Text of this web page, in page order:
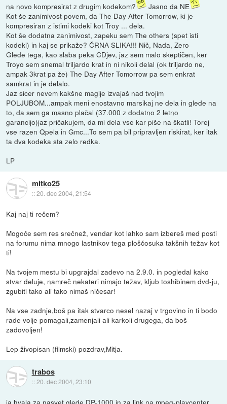
na novo kompresirat z drugim kodekom?
Jasno da NE
Kot še zanimivost povem, da The Day After Tomorrow, ki je
kompresiran z istimi kodeki kot Troy ... dela.
Kot še dodatna zanimivost, zapeku sem The others (spet isti
kodeki) in kaj se prikaže? ČRNA SLIKA!!! Nič, Nada, Zero
Glede tega, kao slaba peka CDjev, jaz sem malo skeptičen, ker
Troyo sem snemal triljardo krat in ni nikoli delal (ok triljardo ne,
ampak 3krat pa že) The Day After Tomorrow pa sem enkrat
samkrat in je delalo.
Jaz sicer nevem kakšne magije izvajaš nad tvojim
POLJUBOM...ampak meni enostavno marsikaj ne dela in glede na
to, da sem ga masno plačal (37.000 z dodatno 2 letno
garancijo)jaz pričakujem, da mi dela vse kar piše na škatli! Torej
vse razen Qpela in Gmc...To sem pa bil pripravljen riskirat, ker itak
ta dva kodeka sta zelo redka.
LP
mitko25
::20. dec 2004, 21:54
Kaj naj ti rečem?
Mogoče sem res srečnež, vendar kot lahko sam izbereš med posti
na forumu nima mnogo lastnikov tega ploščosuka takšnih težav kot
ti!
Na tvojem mestu bi upgrajdal zadevo na 2.9.0. in pogledal kako
stvar deluje, namreč nekateri nimajo težav, kljub toshibinem dvd-ju,
zgubiti tako ali tako nimaš ničesar!
Na vse zadnje,boš pa itak stvarco nesel nazaj v trgovino in ti bodo
rade volje pomagali,zamenjali ali karkoli drugega, da boš
zadovoljen!
Lep živopisan (filmski) pozdrav,Mitja.
trabos
::20. dec 2004, 23:10
ja hvala za nasvet glede DP-1000 in za link na mpeg-playcenter,